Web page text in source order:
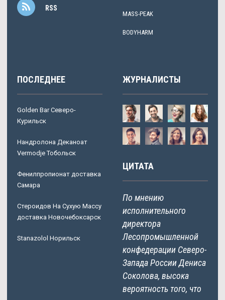
RSS
MASS-PEAK
BODYHARM
ПОСЛЕДНЕЕ
Golden Bar Северо-
Курильск
Нандролона Деканоат
Vermodje Тобольск
Фенилпропионат доставка
Самара
Стероидов На Сухую Массу
доставка Новочебоксарск
Stanazolol Норильск
ЖУРНАЛИСТЫ
ЦИТАТА
По мнению
исполнительного
директора
Лесопромышленной
конфедерации Северо-
Запада России Дениса
Соколова, высока
вероятность того, что